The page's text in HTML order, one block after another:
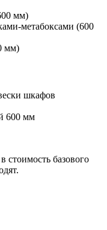
мм)
метабоксами (600
мм)
шкафов
600 мм
стоимость базового